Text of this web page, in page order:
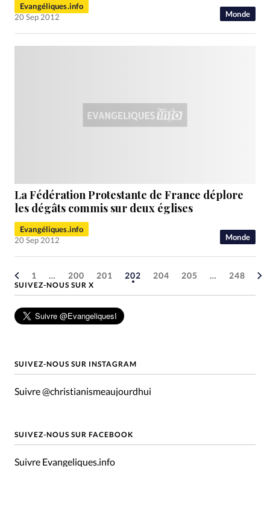
Monde
Evangéliques.info
20 Sep 2012
Monde
La Fédération Protestante de France déplore
les dégâts commis sur deux églises
Evangéliques.info
20 Sep 2012
1 … 200 201 202 204 205 … 248
SUIVEZ-NOUS SUR X
SUIVEZ-NOUS SUR INSTAGRAM
Suivre @christianismeaujourdhui
SUIVEZ-NOUS SUR FACEBOOK
Suivre Evangeliques.info